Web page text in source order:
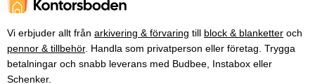
Vi erbjuder allt från arkivering & förvaring till block & blanketter och
pennor & tillbehör. Handla som privatperson eller företag. Trygga
betalningar och snabb leverans med Budbee, Instabox eller
Schenker.